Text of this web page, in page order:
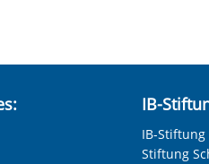
IB-
IB-Stiftung
Stiftung